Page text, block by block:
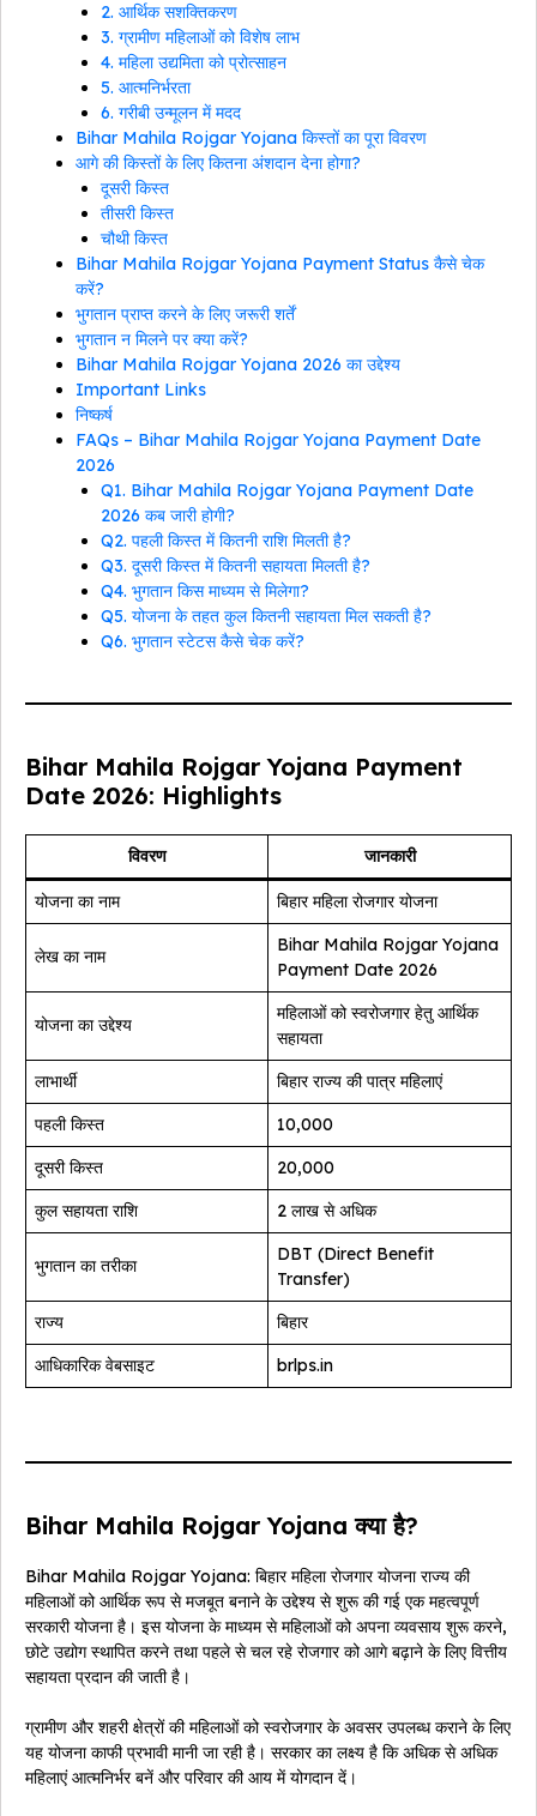
2. आर्थिक सशक्तिकरण
3. ग्रामीण महिलाओं को विशेष लाभ
4. महिला उद्यमिता को प्रोत्साहन
5. आत्मनिर्भरता
6. गरीबी उन्मूलन में मदद
Bihar Mahila Rojgar Yojana किस्तों का पूरा विवरण
आगे की किस्तों के लिए कितना अंशदान देना होगा?
दूसरी किस्त
तीसरी किस्त
चौथी किस्त
Bihar Mahila Rojgar Yojana Payment Status कैसे चेक
करें?
भुगतान प्राप्त करने के लिए जरूरी शर्तें
भुगतान न मिलने पर क्या करें?
Bihar Mahila Rojgar Yojana 2026 का उद्देश्य
Important Links
निष्कर्ष
FAQs – Bihar Mahila Rojgar Yojana Payment Date
2026
Q1. Bihar Mahila Rojgar Yojana Payment Date
2026 कब जारी होगी?
Q2. पहली किस्त में कितनी राशि मिलती है?
Q3. दूसरी किस्त में कितनी सहायता मिलती है?
Q4. भुगतान किस माध्यम से मिलेगा?
Q5. योजना के तहत कुल कितनी सहायता मिल सकती है?
Q6. भुगतान स्टेटस कैसे चेक करें?
Bihar Mahila Rojgar Yojana Payment
Date 2026: Highlights
विवरण जानकारी
योजना का नाम बिहार महिला रोजगार योजना
लेख का नाम
Bihar Mahila Rojgar Yojana
Payment Date 2026
योजना का उद्देश्य
महिलाओं को स्वरोजगार हेतु आर्थिक
सहायता
लाभार्थी
बिहार राज्य की पात्र महिलाएं
पहली किस्त
₹10,000
दूसरी किस्त
₹20,000
कुल सहायता राशि
₹2 लाख से अधिक
भुगतान का तरीका
DBT (Direct Benefit
Transfer)
राज्य
बिहार
आधिकारिक वेबसाइट
brlps.in
Bihar Mahila Rojgar Yojana क्या है?
Bihar Mahila Rojgar Yojana: बिहार महिला रोजगार योजना राज्य की
महिलाओं को आर्थिक रूप से मजबूत बनाने के उद्देश्य से शुरू की गई एक महत्वपूर्ण
सरकारी योजना है। इस योजना के माध्यम से महिलाओं को अपना व्यवसाय शुरू करने,
छोटे उद्योग स्थापित करने तथा पहले से चल रहे रोजगार को आगे बढ़ाने के लिए वित्तीय
सहायता प्रदान की जाती है।
ग्रामीण और शहरी क्षेत्रों की महिलाओं को स्वरोजगार के अवसर उपलब्ध कराने के लिए
यह योजना काफी प्रभावी मानी जा रही है। सरकार का लक्ष्य है कि अधिक से अधिक
महिलाएं आत्मनिर्भर बनें और परिवार की आय में योगदान दें।